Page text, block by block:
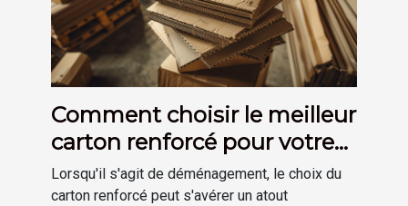
Comment choisir le meilleur
carton renforcé pour votre
déménagement
Lorsqu'il s'agit de déménagement, le choix du
carton renforcé peut s'avérer un atout